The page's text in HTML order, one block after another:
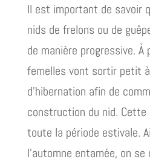
Il est important de savoir
nids de frelons ou de
de manière progressive. À
femelles vont sortir petit
d’hibernation afin de
construction du nid. Cette
toute la période estivale.
l’automne entamée, on